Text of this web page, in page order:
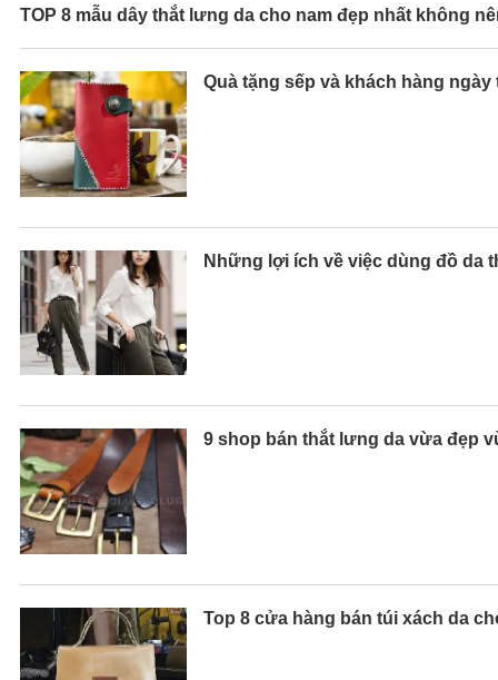
TOP 8 mẫu dây thắt lưng da cho nam đẹp nhất không
Quà tặng sếp và khách hàng ngày
Những lợi ích về việc dùng đồ da
9 shop bán thắt lưng da vừa đẹp
Top 8 cửa hàng bán túi xách da